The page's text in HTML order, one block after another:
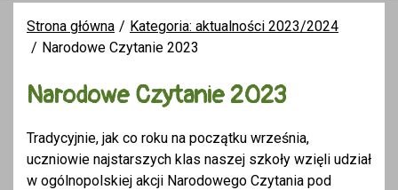
Strona główna
Kategoria: aktualności 2023/2024
Narodowe Czytanie 2023
Narodowe Czytanie 2023
Tradycyjnie, jak co roku na początku września,
uczniowie najstarszych klas naszej szkoły wzięli udział
w ogólnopolskiej akcji Narodowego Czytania pod